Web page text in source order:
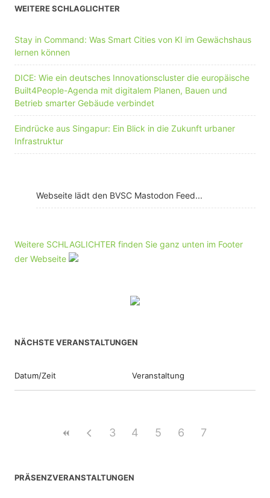
WEITERE SCHLAGLICHTER
Stay in Command: Was Smart Cities von KI im Gewächshaus
lernen können
DICE: Wie ein deutsches Innovationscluster die europäische
Built4People-Agenda mit digitalem Planen, Bauen und
Betrieb smarter Gebäude verbindet
Eindrücke aus Singapur: Ein Blick in die Zukunft urbaner
Infrastruktur
Webseite lädt den BVSC Mastodon Feed...
Weitere SCHLAGLICHTER finden Sie ganz unten im Footer
der Webseite
NÄCHSTE VERANSTALTUNGEN
Datum/Zeit Veranstaltung
3 4 5 6 7
PRÄSENZVERANSTALTUNGEN